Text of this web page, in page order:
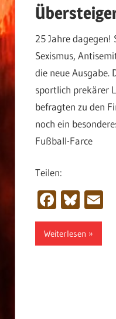
25 Jahre
Sexismus,
die neue Ausgabe.
sportlich prekärer
befragten zu den
noch ein
Fußball-Farce
Teilen:
Weiterlesen